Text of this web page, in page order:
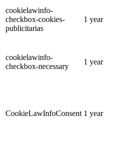
cookielawinfo-
checkbox-cookies-
publicitarias
1 year
cookielawinfo-
checkbox-necessary
1 year
CookieLawInfoConsent 1 year